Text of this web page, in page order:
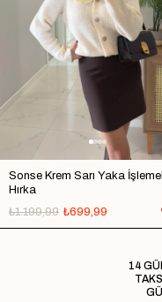
Sonse Krem Sarı Yaka
Hırka
₺699,99
₺1.199,99
14